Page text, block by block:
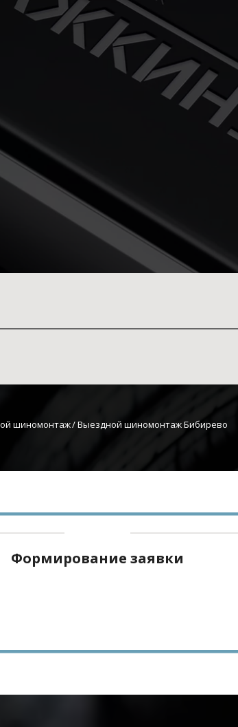
шиномонтаж / Выездной шиномонтаж Бибирево
Формирование заявки